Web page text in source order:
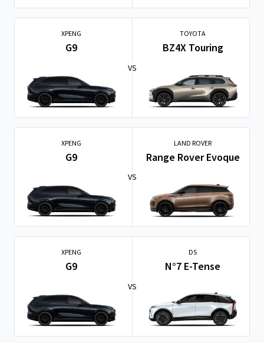
XPENG
G9
VS
TOYOTA
BZ4X Touring
XPENG
G9
VS
LAND ROVER
Range Rover Evoque
XPENG
G9
VS
DS
N°7 E-Tense